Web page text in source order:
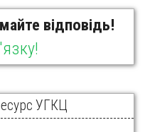
відповідь!
УГКЦ